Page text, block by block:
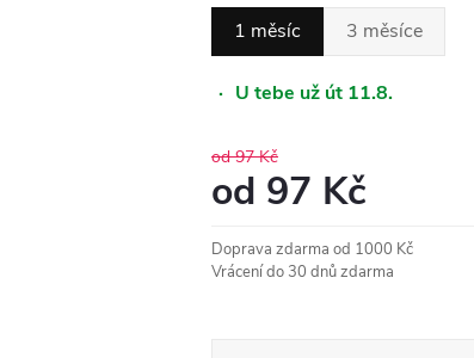
1 měsíc 3 měsíce
· U tebe už út 11.8.
od 97 Kč
od 97 Kč
cena:
Doprava zdarma od 1000 Kč
Vrácení do 30 dnů zdarma